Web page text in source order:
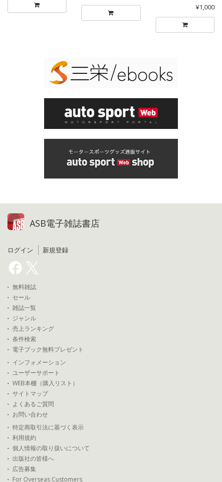
¥1,000
ASB電子雑誌書店
ログイン 新規登録
無料雑誌
セール
雑誌一覧
ジャンル
売上ランキング
条件検索
電子ブック無料プレゼント
インフォメーション
ユーザーサポート
WEB本棚（購入リスト）
サイトマップ
よくあるご質問
お問い合わせ
特定商取引法に基づく表示
利用規約
個人情報の取り扱いについて
出版社の皆様へ
広告募集
For Overseas Customers